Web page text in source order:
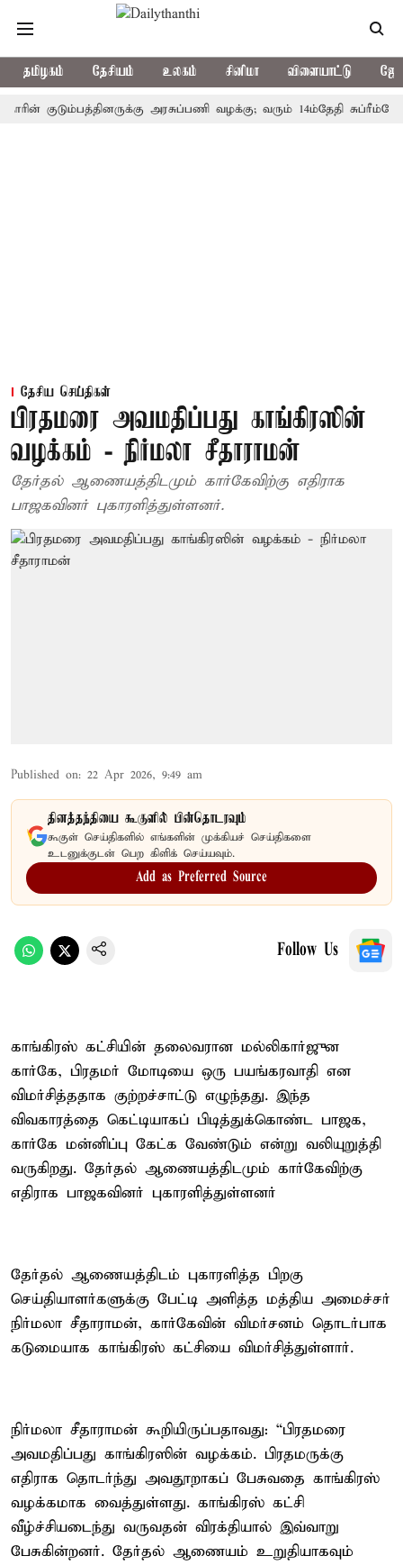
தமிழகம் தேசியம் உலகம் சினிமா விளையாட்டு
அரசுப்பணி வழக்கு; வரும் 14ம்தேதி
தேசிய செய்திகள்
பிரதமரை அவமதிப்பது காங்கிரஸின்
வழக்கம் - நிர்மலா சீதாராமன்
தேர்தல் ஆணையத்திடமும் கார்கேவிற்கு எதிராக
பாஜகவினர் புகாரளித்துள்ளனர்.
Published on: 22 Apr 2026, 9:49 am
தினத்தந்தியை கூகுளில் பின்தொடரவும்
கூகுள் செய்திகளில் எங்களின் முக்கியச் செய்திகளை
உடனுக்குடன் பெற கிளிக் செய்யவும்.
Add as Preferred Source
Follow Us
காங்கிரஸ் கட்சியின் தலைவரான மல்லிகார்ஜுன
கார்கே, பிரதமர் மோடியை ஒரு பயங்கரவாதி என
விமர்சித்ததாக குற்றச்சாட்டு எழுந்தது. இந்த
விவகாரத்தை கெட்டியாகப் பிடித்துக்கொண்ட பாஜக,
கார்கே மன்னிப்பு கேட்க வேண்டும் என்று வலியுறுத்தி
வருகிறது. தேர்தல் ஆணையத்திடமும் கார்கேவிற்கு
எதிராக பாஜகவினர் புகாரளித்துள்ளனர்
தேர்தல் ஆணையத்திடம் புகாரளித்த பிறகு
செய்தியாளர்களுக்கு பேட்டி அளித்த மத்திய அமைச்சர்
நிர்மலா சீதாராமன், கார்கேவின் விமர்சனம் தொடர்பாக
கடுமையாக காங்கிரஸ் கட்சியை விமர்சித்துள்ளார்.
நிர்மலா சீதாராமன் கூறியிருப்பதாவது: “பிரதமரை
அவமதிப்பது காங்கிரஸின் வழக்கம். பிரதமருக்கு
எதிராக தொடர்ந்து அவதூறாகப் பேசுவதை காங்கிரஸ்
வழக்கமாக வைத்துள்ளது. காங்கிரஸ் கட்சி
வீழ்ச்சியடைந்து வருவதன் விரக்தியால் இவ்வாறு
பேசுகின்றனர். தேர்தல் ஆணையம் உறுதியாகவும்